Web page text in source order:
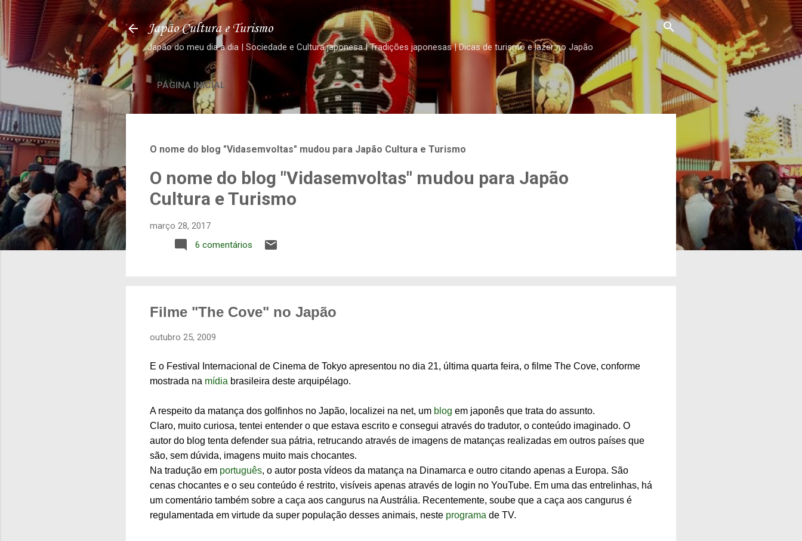
Pular para o conteúdo principal
Japão Cultura e Turismo
Japão do meu dia a dia | Sociedade e Cultura japonesa | Tradições japonesas | Dicas de turismo e lazer no Japão
PÁGINA INICIAL
O nome do blog "Vidasemvoltas" mudou para Japão Cultura e Turismo
O nome do blog "Vidasemvoltas" mudou para Japão
Cultura e Turismo
março 28, 2017
6 comentários
Filme "The Cove" no Japão
outubro 25, 2009
E o Festival Internacional de Cinema de Tokyo apresentou no dia 21, última quarta feira, o filme The Cove, conforme
mostrada na mídia brasileira deste arquipélago.
A respeito da matança dos golfinhos no Japão, localizei na net, um blog em japonês que trata do assunto.
Claro, muito curiosa, tentei entender o que estava escrito e consegui através do tradutor, o conteúdo imaginado. O
autor do blog tenta defender sua pátria, retrucando através de imagens de matanças realizadas em outros países que
são, sem dúvida, imagens muito mais chocantes.
Na tradução em português, o autor posta vídeos da matança na Dinamarca e outro citando apenas a Europa. São
cenas chocantes e o seu conteúdo é restrito, visíveis apenas através de login no YouTube. Em uma das entrelinhas, há
um comentário também sobre a caça aos cangurus na Austrália. Recentemente, soube que a caça aos cangurus é
regulamentada em virtude da super população desses animais, neste programa de TV.